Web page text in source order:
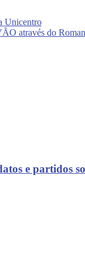
Unicentro
através do
e partidos